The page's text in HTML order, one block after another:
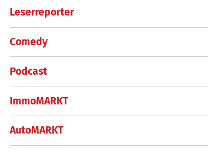
Leserreporter
Comedy
Podcast
ImmoMARKT
AutoMARKT